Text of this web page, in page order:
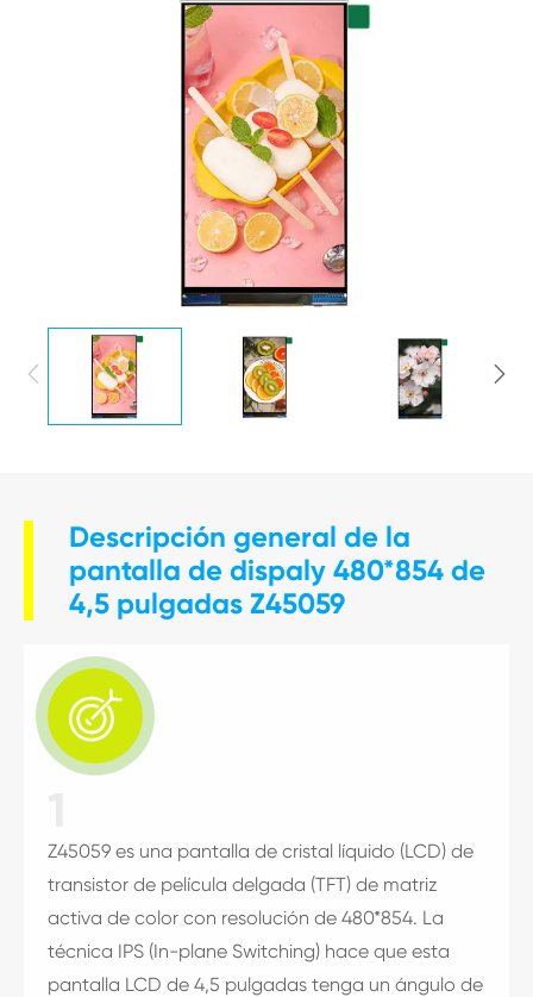
 
Descripción general de la
pantalla de dispaly 480*854 de
4,5 pulgadas Z45059

Z45059 es una pantalla de cristal líquido (LCD) de
transistor de película delgada (TFT) de matriz
activa de color con resolución de 480*854. La
técnica IPS (In-plane Switching) hace que esta
pantalla LCD de 4,5 pulgadas tenga un ángulo de